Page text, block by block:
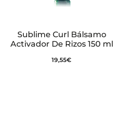
Sublime Curl Bálsamo
Activador De Rizos 150 ml
19,55€